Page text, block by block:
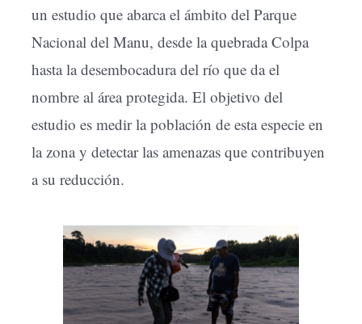
un estudio que abarca el ámbito del Parque
Nacional del Manu, desde la quebrada Colpa
hasta la desembocadura del río que da el
nombre al área protegida. El objetivo del
estudio es medir la población de esta especie en
la zona y detectar las amenazas que contribuyen
a su reducción.